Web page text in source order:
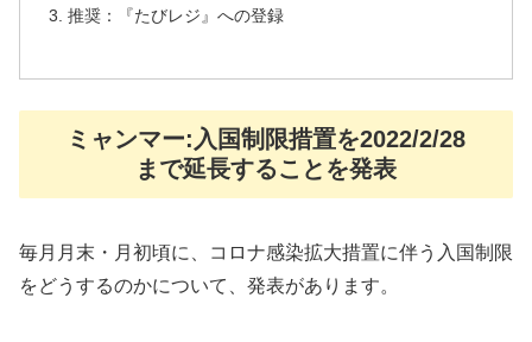
推奨：『たびレジ』への登録
ミャンマー:入国制限措置を2022/2/28
まで延長することを発表
毎月月末・月初頃に、コロナ感染拡大措置に伴う入国制限
をどうするのかについて、発表があります。